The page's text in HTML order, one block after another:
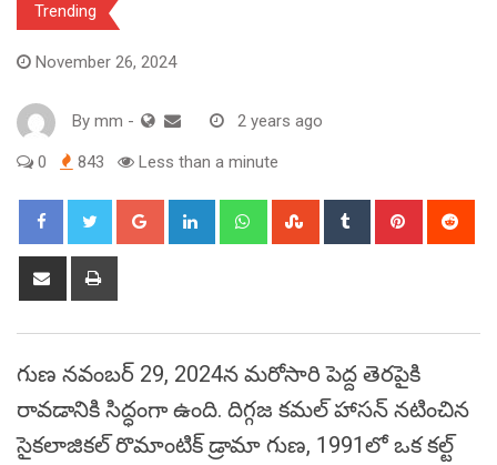
Trending
November 26, 2024
By mm - 2 years ago
0 843 Less than a minute
Google+ LinkedIn WhatsappStumbleUpon
Tumblr Pinterest
Share
గుణ నవంబర్ 29, 2024న మరోసారి పెద్ద తెరపైకి
రావడానికి సిద్ధంగా ఉంది. దిగ్గజ కమల్ హాసన్ నటించిన
సైకలాజికల్ రొమాంటిక్ డ్రామా గుణ, 1991లో ఒక కల్ట్